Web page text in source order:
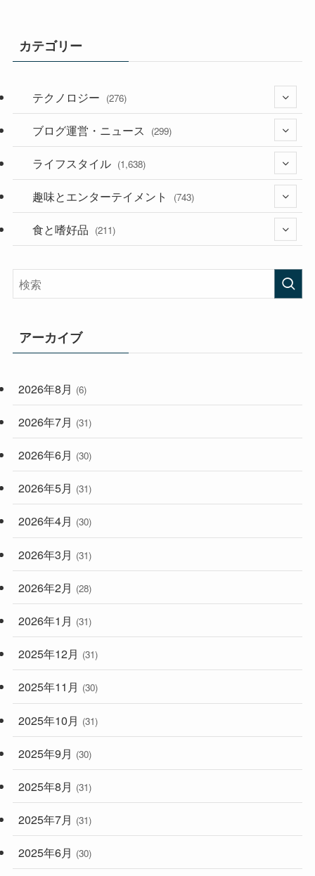
カテゴリー
テクノロジー (276)
(36)
(187)
ブログ運営・ニュース (299)
(118)
(181)
ライフスタイル (1,638)
(394)
(282)
(33)
(248)
趣味とエンターテイメント (743)
(56)
食と嗜好品 (211)
アーカイブ
2026年8月 (6)
2026年7月 (31)
2026年6月 (30)
2026年5月 (31)
2026年4月 (30)
2026年3月 (31)
2026年2月 (28)
2026年1月 (31)
2025年12月 (31)
2025年11月 (30)
2025年10月 (31)
2025年9月 (30)
2025年8月 (31)
2025年7月 (31)
2025年6月 (30)